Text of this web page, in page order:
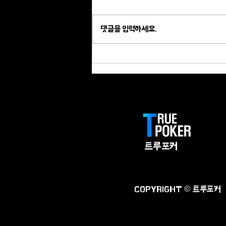
뜬다! Diamond Poker Series
댓글을 입력하세요.
트루포커
COPYRIGHT © 트루포커